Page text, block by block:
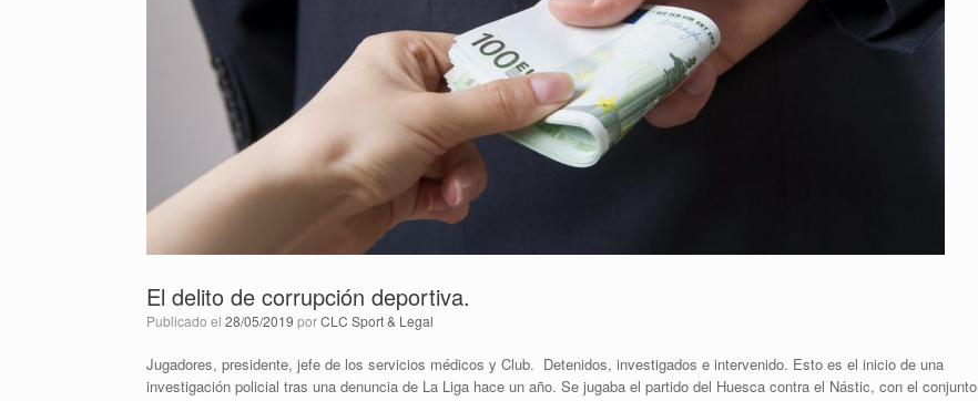
El delito de corrupción deportiva.
Publicado el 28/05/2019 porCLC Sport & Legal
Jugadores, presidente, jefe de los servicios médicos y Club. Detenidos, investigados e intervenido. Esto es el inicio de una
investigación policial tras una denuncia de La Liga hace un año. Se jugaba el partido del Huesca contra el Nástic, con el conjunto